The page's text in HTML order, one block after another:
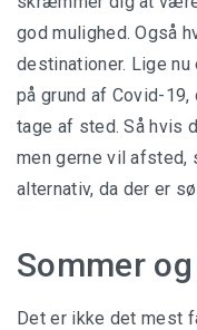
god mulighed. Også
destinationer. Lige
på grund af Covid-
tage af sted. Så hvis
men gerne vil afsted,
alternativ, da der er
Sommer
Det er ikke det mest